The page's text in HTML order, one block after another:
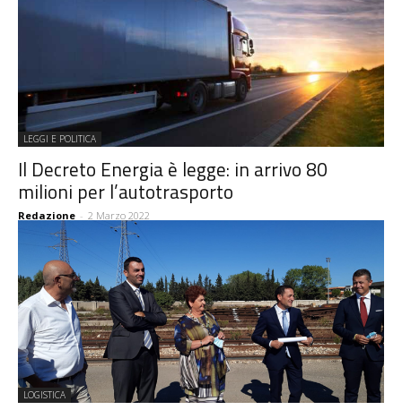
LEGGI E POLITICA
Il Decreto Energia è legge: in arrivo 80
milioni per l’autotrasporto
Redazione - 2 Marzo 2022
LOGISTICA